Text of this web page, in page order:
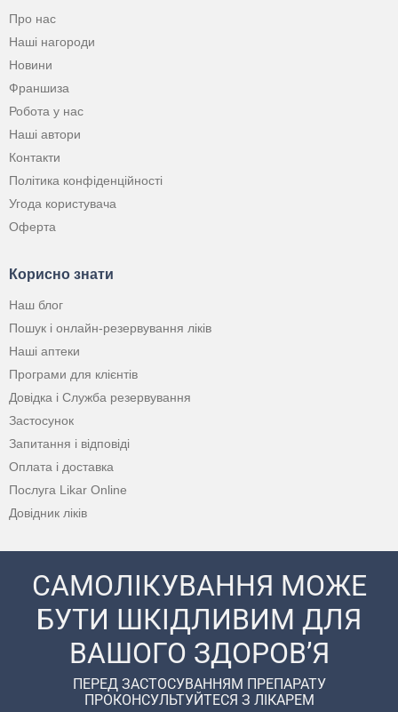
Про нас
Наші нагороди
Новини
Франшиза
Робота у нас
Наші автори
Контакти
Політика конфіденційності
Угода користувача
Оферта
Корисно знати
Наш блог
Пошук і онлайн-резервування ліків
Наші аптеки
Програми для клієнтів
Довідка і Служба резервування
Застосунок
Запитання і відповіді
Оплата і доставка
Послуга Likar Online
Довідник ліків
САМОЛІКУВАННЯ МОЖЕ
БУТИ ШКІДЛИВИМ ДЛЯ
ВАШОГО ЗДОРОВ’Я
ПЕРЕД ЗАСТОСУВАННЯМ ПРЕПАРАТУ
ПРОКОНСУЛЬТУЙТЕСЯ З ЛІКАРЕМ